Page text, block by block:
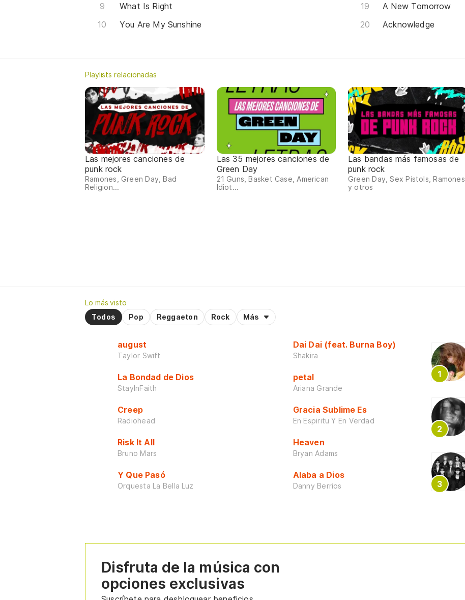
What Is Right
You Are My Sunshine
A New Tomorrow
Acknowledge
Playlists relacionadas
Las mejores canciones de
punk rock
Ramones, Green Day, Bad
Religion...
Las 35 mejores canciones de
Green Day
21 Guns, Basket Case, American
Idiot...
Las bandas más famosas de
punk rock
Green Day, Sex Pistols, Ramones
y otros
Lo más visto
Todos
Pop Reggaeton Rock Más
august
Taylor Swift
La Bondad de Dios
StayInFaith
Creep
Radiohead
Risk It All
Bruno Mars
Y Que Pasó
Orquesta La Bella Luz
Dai Dai (feat. Burna Boy)
Shakira
petal
Ariana Grande
Gracia Sublime Es
En Espiritu Y En Verdad
Heaven
Bryan Adams
Alaba a Dios
Danny Berrios
Disfruta de la música con
opciones exclusivas